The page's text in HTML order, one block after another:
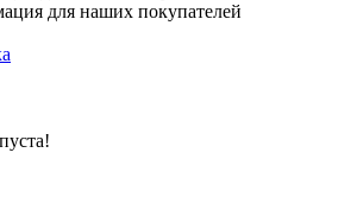
для наших покупателей